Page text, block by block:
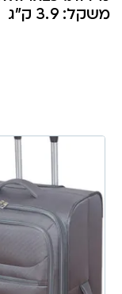
משקל: 3.9 ק”ג